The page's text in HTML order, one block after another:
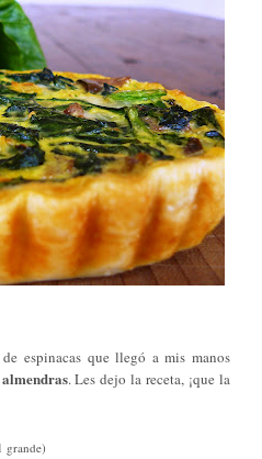
espinacas que llegó a mis manos
. Les dejo la receta, ¡que la
grande)